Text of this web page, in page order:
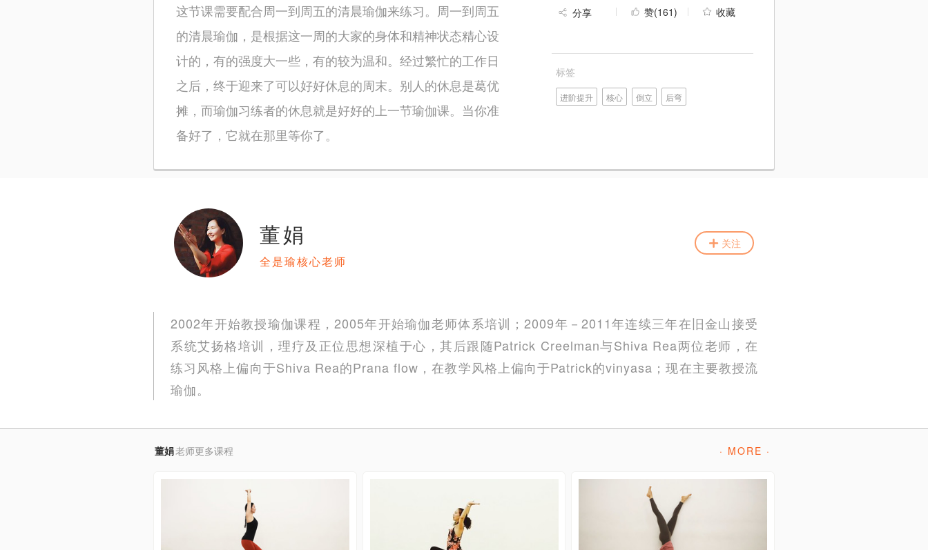
这节课需要配合周一到周五的清晨瑜伽来练习。周一到周五
的清晨瑜伽，是根据这一周的大家的身体和精神状态精心设
计的，有的强度大一些，有的较为温和。经过繁忙的工作日
之后，终于迎来了可以好好休息的周末。别人的休息是葛优
摊，而瑜伽习练者的休息就是好好的上一节瑜伽课。当你准
备好了，它就在那里等你了。
分享 赞(161) 收藏
标签
进阶提升 核心 倒立 后弯
董娟
全是瑜核心老师
关注
2002年开始教授瑜伽课程，2005年开始瑜伽老师体系培训；2009年－2011年连续三年在旧金山接受
系统艾扬格培训，理疗及正位思想深植于心，其后跟随Patrick Creelman与Shiva Rea两位老师，在
练习风格上偏向于Shiva Rea的Prana flow，在教学风格上偏向于Patrick的vinyasa；现在主要教授流
瑜伽。
董娟老师更多课程 · MORE ·